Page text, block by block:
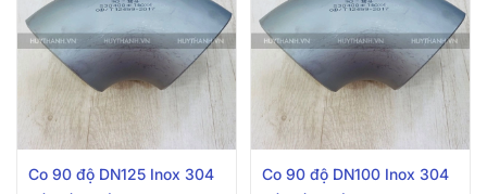
Co 90 độ DN125 Inox 304
Co 90 độ DN100 Inox 304